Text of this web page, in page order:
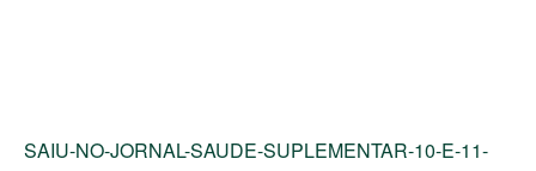
SAIU-NO-JORNAL-SAUDE-SUPLEMENTAR-10-E-11-